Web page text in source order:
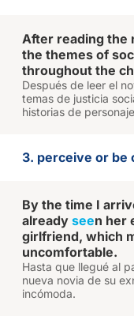
After reading the
the themes of
throughout the
Después de leer el
temas de justicia
historias de
3. perceive or be
By the time I
already seen her
girlfriend, which
uncomfortable.
Hasta que llegué al
nueva novia de su
incómoda.